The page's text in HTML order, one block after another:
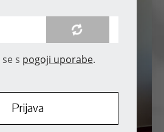
s pogoji uporabe.